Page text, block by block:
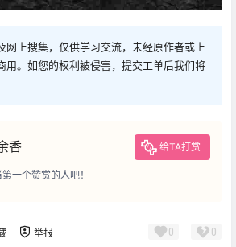
网上搜集，仅供学习交流，未经原作者或上
用。如您的权利被侵害，提交工单后我们将
香 给TA打赏
一个赞赏的人吧！
举报 0 0